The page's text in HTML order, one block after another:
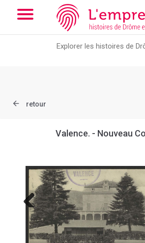
Array ( [slug] => document [ref] =>
Add the new slick-theme.css if you want
retour
Valence. - Nouveau
Previous